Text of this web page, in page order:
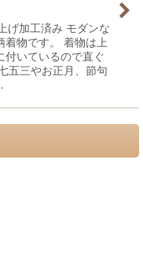
げ加工済み モダンな
着物です。 着物は上
付いているので直ぐ
五三やお正月、節句